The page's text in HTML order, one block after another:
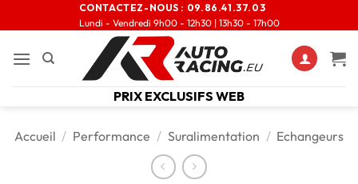
CONTACTEZ-NOUS : 09.86.41.37.03
Lundi - Vendredi 9h00 - 12h30 | 13h30 - 17h00
PRIX EXCLUSIFS WEB
Accueil / Performance / Suralimentation / Echangeurs